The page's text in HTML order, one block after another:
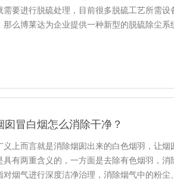
需要进行脱硫处理，目前很多脱硫工艺所需设
那么博莱达为企业提供一种新型的脱硫除尘系
囱冒白烟怎么消除干净？
义上而言就是消除烟囱出来的白色烟羽，让烟
具有两重含义的，一方面是去除有色烟羽，消
对烟气进行深度洁净治理，消除烟气中的粉尘